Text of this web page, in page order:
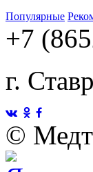
Популярные
+7
г.
©